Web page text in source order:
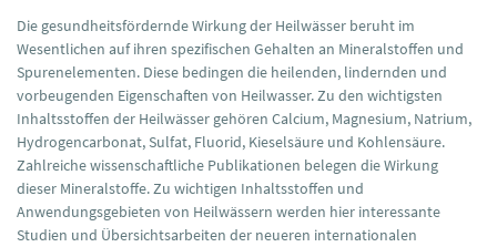
Die gesundheitsfördernde Wirkung der Heilwässer beruht im
Wesentlichen auf ihren spezifischen Gehalten an Mineralstoffen und
Spurenelementen. Diese bedingen die heilenden, lindernden und
vorbeugenden Eigenschaften von Heilwasser. Zu den wichtigsten
Inhaltsstoffen der Heilwässer gehören Calcium, Magnesium, Natrium,
Hydrogencarbonat, Sulfat, Fluorid, Kieselsäure und Kohlensäure.
Zahlreiche wissenschaftliche Publikationen belegen die Wirkung
dieser Mineralstoffe. Zu wichtigen Inhaltsstoffen und
Anwendungsgebieten von Heilwässern werden hier interessante
Studien und Übersichtsarbeiten der neueren internationalen